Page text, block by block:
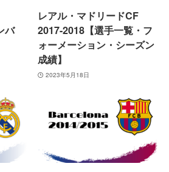
バ
レアル・マドリードCF
2017-2018【選手一覧・フ
ォーメーション・シーズン
成績】
2023年5月18日